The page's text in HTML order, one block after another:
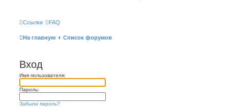
Ссылки FAQ
На главную Список форумов
Вход
Имя пользователя:
Пароль:
Забыли пароль?